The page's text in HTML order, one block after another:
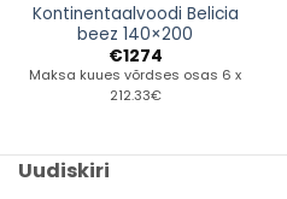
Kontinentaalvoodi Belicia
beez 140×200
€1274
Maksa kuues võrdses osas 6 x
212.33€
Uudiskiri